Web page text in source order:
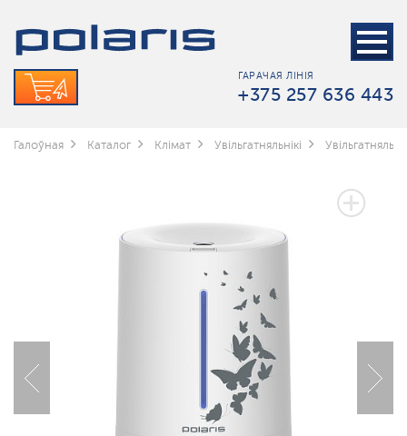
ГАРАЧАЯ ЛІНІЯ
+375 257 636 443
Галоўная Каталог Клімат Увільгатняльнікі